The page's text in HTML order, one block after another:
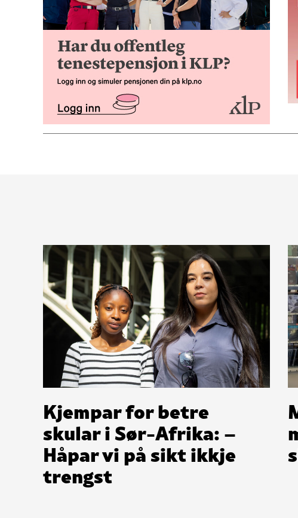
Kjempar for betre
skular i Sør-Afrika: –
Håpar vi på sikt ikkje
trengst